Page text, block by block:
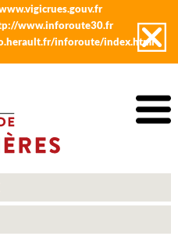
www.inforoute30.fr
inforoute/index.html